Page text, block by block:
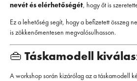
nevét és elérhetőségét, hogy őt is
Ez a lehetőség segít, hogy a befizetett összeg
is zökkenőmentesen megvalósulhasson.
👜 Táskamodell
A workshop során kizárólag az a táskamodell